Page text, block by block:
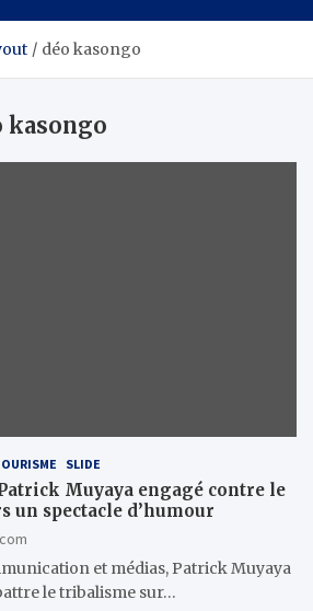
déo kasongo
kasongo
SLIDE
Muyaya engagé contre le
un spectacle d’humour
et médias, Patrick Muyaya
le tribalisme sur…